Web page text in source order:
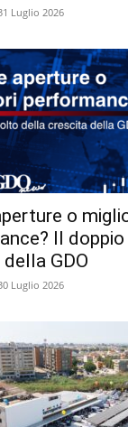
Luglio 2026
o
Il
GDO
Luglio 2026